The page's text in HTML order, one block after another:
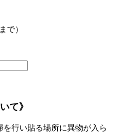
で）
て》
行い貼る場所に異物が入ら